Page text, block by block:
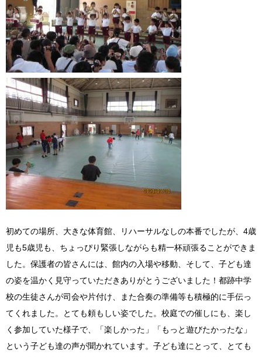
初めての場所、大きな体育館、リハーサルなしの本番でしたが、4歳
児も5歳児も、ちょっぴり緊張しながらも精一杯頑張ることができま
した。保護者の皆さんには、館内の入場や移動、そして、子ども達
の姿を温かく見守っていただきありがとうございました！都跡中学
校の生徒さんが司会や片付け、また合奏の準備等も積極的に手伝っ
てくれました。とても頼もしい姿でした。校庭での催しにも、楽し
く参加していた様子で、「楽しかった」「もっと遊びたかったな」
という子ども達の声が聞かれています。子ども達にとって、とても